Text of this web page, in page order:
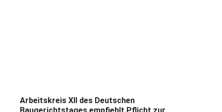
Arbeitskreis XII des Deutschen